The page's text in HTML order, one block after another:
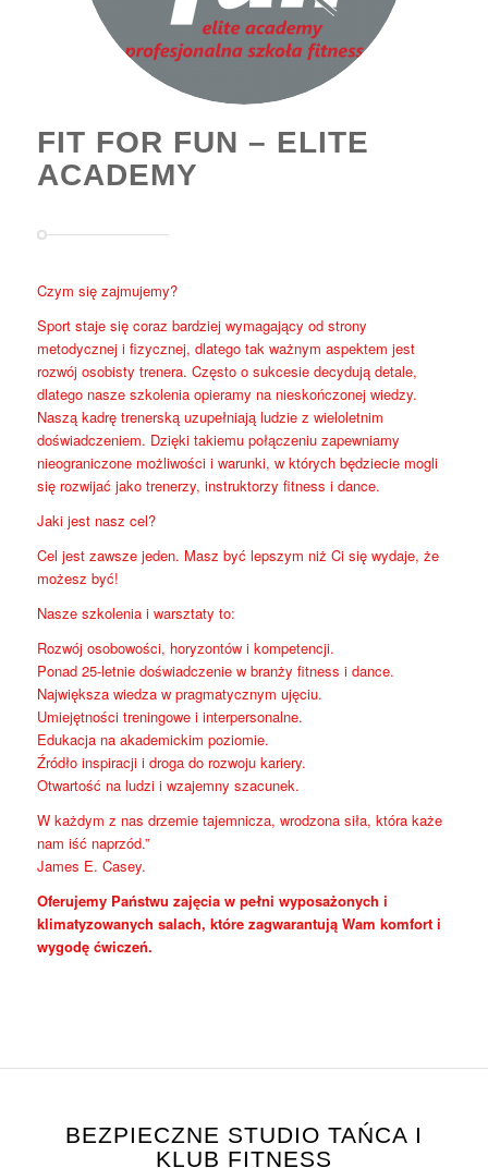
FIT FOR FUN – ELITE
ACADEMY
Czym się zajmujemy?
Sport staje się coraz bardziej wymagający od strony
metodycznej i fizycznej, dlatego tak ważnym aspektem jest
rozwój osobisty trenera. Często o sukcesie decydują detale,
dlatego nasze szkolenia opieramy na nieskończonej wiedzy.
Naszą kadrę trenerską uzupełniają ludzie z wieloletnim
doświadczeniem. Dzięki takiemu połączeniu zapewniamy
nieograniczone możliwości i warunki, w których będziecie mogli
się rozwijać jako trenerzy, instruktorzy fitness i dance.
Jaki jest nasz cel?
Cel jest zawsze jeden. Masz być lepszym niż Ci się wydaje, że
możesz być!
Nasze szkolenia i warsztaty to:
Rozwój osobowości, horyzontów i kompetencji.
Ponad 25-letnie doświadczenie w branży fitness i dance.
Największa wiedza w pragmatycznym ujęciu.
Umiejętności treningowe i interpersonalne.
Edukacja na akademickim poziomie.
Źródło inspiracji i droga do rozwoju kariery.
Otwartość na ludzi i wzajemny szacunek.
W każdym z nas drzemie tajemnicza, wrodzona siła, która każe
nam iść naprzód.”
James E. Casey.
Oferujemy Państwu zajęcia w pełni wyposażonych i
klimatyzowanych salach, które zagwarantują Wam komfort i
wygodę ćwiczeń.
BEZPIECZNE STUDIO TAŃCA I
KLUB FITNESS